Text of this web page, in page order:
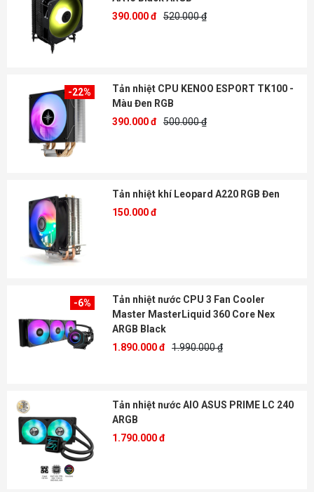
390.000 đ 520.000 ₫
-22%
Tản nhiệt CPU KENOO ESPORT TK100 -
Màu Đen RGB
390.000 đ 500.000 ₫
Tản nhiệt khí Leopard A220 RGB Đen
150.000 đ
-6%
Tản nhiệt nước CPU 3 Fan Cooler
Master MasterLiquid 360 Core Nex
ARGB Black
1.890.000 đ 1.990.000 ₫
Tản nhiệt nước AIO ASUS PRIME LC 240
ARGB
1.790.000 đ